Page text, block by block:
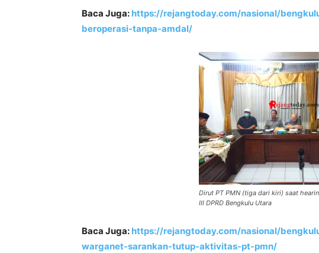
Baca Juga: https://rejangtoday.com/nasional/
beroperasi-tanpa-amdal/
Dirut PT PMN (tiga dari kiri) saat
III DPRD Bengkulu Utara
Baca Juga: https://rejangtoday.com/nasional/
warganet-sarankan-tutup-aktivitas-pt-pmn/